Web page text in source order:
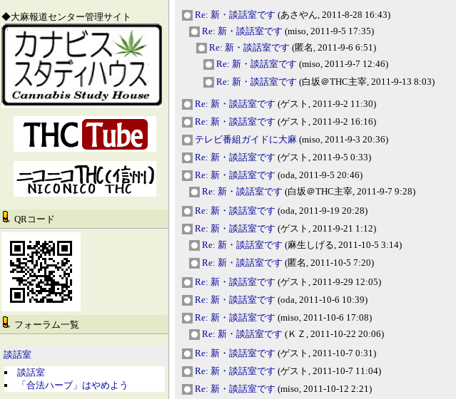
◆大麻報道センター管理サイト
QRコード
フォーラム一覧
談話室
談話室
「合法ハーブ」はやめよう
Re: 新・談話室です (あさやん, 2011-8-28 16:43)
Re: 新・談話室です (miso, 2011-9-5 17:35)
Re: 新・談話室です (匿名, 2011-9-6 6:51)
Re: 新・談話室です (miso, 2011-9-7 12:46)
Re: 新・談話室です (白坂＠THC主宰, 2011-9-13 8:03)
Re: 新・談話室です (ゲスト, 2011-9-2 11:30)
Re: 新・談話室です (ゲスト, 2011-9-2 16:16)
テレビ番組ガイドに大麻 (miso, 2011-9-3 20:36)
Re: 新・談話室です (ゲスト, 2011-9-5 0:33)
Re: 新・談話室です (oda, 2011-9-5 20:46)
Re: 新・談話室です (白坂＠THC主宰, 2011-9-7 9:28)
Re: 新・談話室です (oda, 2011-9-19 20:28)
Re: 新・談話室です (ゲスト, 2011-9-21 1:12)
Re: 新・談話室です (麻生しげる, 2011-10-5 3:14)
Re: 新・談話室です (匿名, 2011-10-5 7:20)
Re: 新・談話室です (ゲスト, 2011-9-29 12:05)
Re: 新・談話室です (oda, 2011-10-6 10:39)
Re: 新・談話室です (miso, 2011-10-6 17:08)
Re: 新・談話室です (ＫＺ, 2011-10-22 20:06)
Re: 新・談話室です (ゲスト, 2011-10-7 0:31)
Re: 新・談話室です (ゲスト, 2011-10-7 11:04)
Re: 新・談話室です (miso, 2011-10-12 2:21)